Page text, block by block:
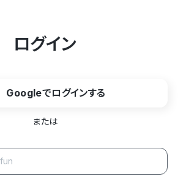
ログイン
Googleでログインする
または